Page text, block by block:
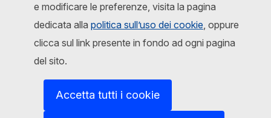
e modificare le preferenze, visita la pagina
dedicata alla politica sull’uso dei cookie, oppure
clicca sul link presente in fondo ad ogni pagina
del sito.
Accetta tutti i cookie